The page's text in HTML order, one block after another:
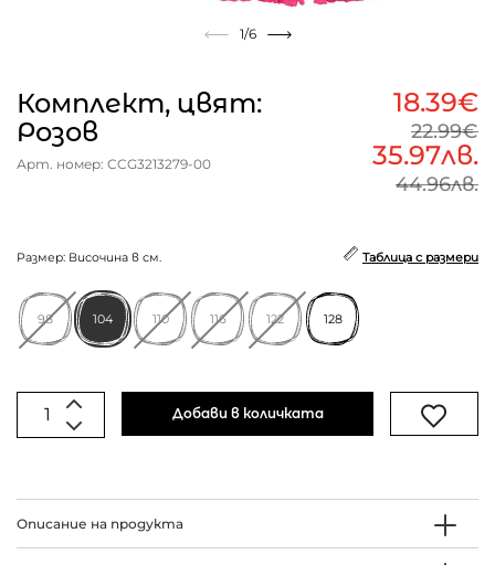
1/6
Комплект, цвят:
Розов
Арт. номер: CCG3213279-00
18.39€
22.99€
35.97лв.
44.96лв.
Размер: Височина в см. Таблица с размери
98 104 110 116 122 128
Добави в количката
Описание на продукта